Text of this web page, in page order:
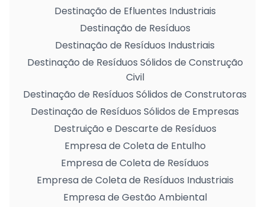
Destinação de Efluentes Industriais
Destinação de Resíduos
Destinação de Resíduos Industriais
Destinação de Resíduos Sólidos de Construção
Civil
Destinação de Resíduos Sólidos de Construtoras
Destinação de Resíduos Sólidos de Empresas
Destruição e Descarte de Resíduos
Empresa de Coleta de Entulho
Empresa de Coleta de Resíduos
Empresa de Coleta de Resíduos Industriais
Empresa de Gestão Ambiental